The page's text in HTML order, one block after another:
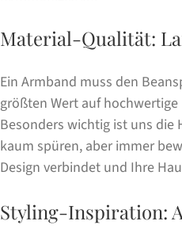
Material-Qualität:
Ein Armband muss den
größten Wert auf
Besonders wichtig ist uns die
kaum spüren, aber immer
Design verbindet und Ihre
Styling-Inspiration: